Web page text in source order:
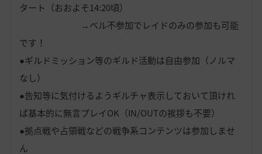
タート（おおよそ14:20頃）
→ベル不参加でレイドのみの参加も可能
です！
●ギルドミッション等のギルド活動は自由参加（ノルマ
なし）
●告知等に気付けるようギルチャ表示しておいて頂けれ
ば基本的に無言プレイOK（IN/OUTの挨拶も不要）
●拠点戦や占領戦などの戦争系コンテンツは参加しませ
ん